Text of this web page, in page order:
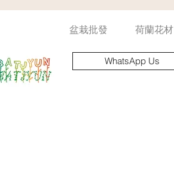
盆栽批發 荷蘭花材
WhatsApp Us